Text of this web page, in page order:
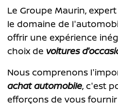
Le Groupe Maurin,
le domaine de
offrir une expérience
choix de voitures
Nous comprenons
achat automobile, c'est
efforçons de vous